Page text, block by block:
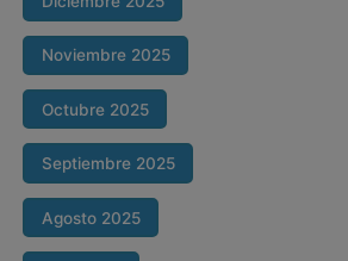
Noviembre 2025
Octubre 2025
Septiembre 2025
Agosto 2025